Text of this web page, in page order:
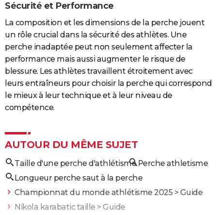
Sécurité et Performance
La composition et les dimensions de la perche jouent
un rôle crucial dans la sécurité des athlètes. Une
perche inadaptée peut non seulement affecter la
performance mais aussi augmenter le risque de
blessure. Les athlètes travaillent étroitement avec
leurs entraîneurs pour choisir la perche qui correspond
le mieux à leur technique et à leur niveau de
compétence.
AUTOUR DU MÊME SUJET
Taille d'une perche d'athlétisme Perche athletisme
Longueur perche saut à la perche
Championnat du monde athlétisme 2025 > Guide
Nikola karabatic taille > Guide